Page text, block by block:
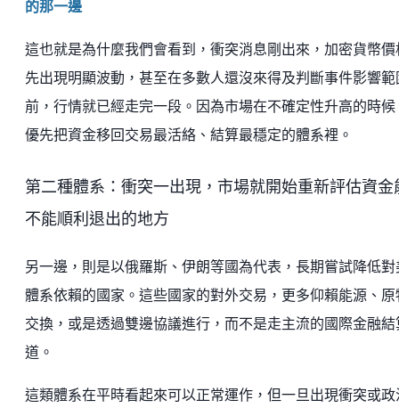
的那一邊
這也就是為什麼我們會看到，衝突消息剛出來，加密貨幣價
先出現明顯波動，甚至在多數人還沒來得及判斷事件影響範
前，行情就已經走完一段。因為市場在不確定性升高的時候
優先把資金移回交易最活絡、結算最穩定的體系裡。
第二種體系：衝突一出現，市場就開始重新評估資金
不能順利退出的地方
另一邊，則是以俄羅斯、伊朗等國為代表，長期嘗試降低對
體系依賴的國家。這些國家的對外交易，更多仰賴能源、原
交換，或是透過雙邊協議進行，而不是走主流的國際金融結
道。
這類體系在平時看起來可以正常運作，但一旦出現衝突或政